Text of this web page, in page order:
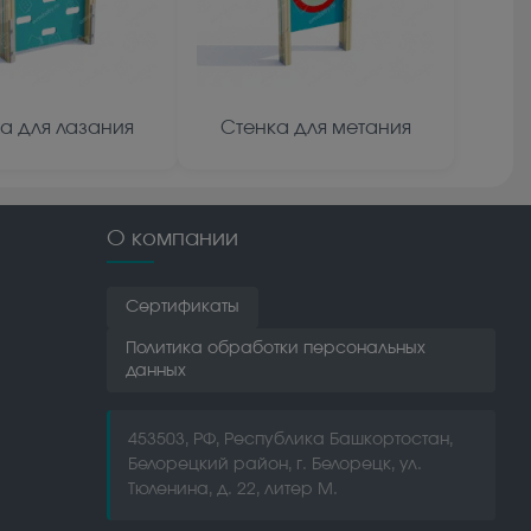
для лазания Стенка для метания
О компании
Сертификаты
Политика обработки персональных
данных
453503, РФ, Республика Башкортостан,
Белорецкий район, г. Белорецк, ул.
Тюленина, д. 22, литер М.